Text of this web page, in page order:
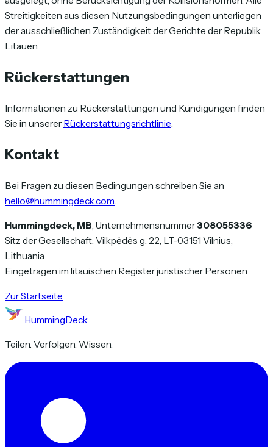
Streitigkeiten aus diesen Nutzungsbedingungen unterliegen
der ausschließlichen Zuständigkeit der Gerichte der Republik
Litauen.
Rückerstattungen
Informationen zu Rückerstattungen und Kündigungen finden
Sie in unserer Rückerstattungsrichtlinie.
Kontakt
Bei Fragen zu diesen Bedingungen schreiben Sie an
hello@hummingdeck.com
Hummingdeck, MB, Unternehmensnummer308055336
Sitz der Gesellschaft: Vilkpėdės g. 22, LT-03151 Vilnius,
Lithuania
Eingetragen im litauischen Register juristischer Personen
Zur Startseite
HummingDeck
Teilen. Verfolgen. Wissen.